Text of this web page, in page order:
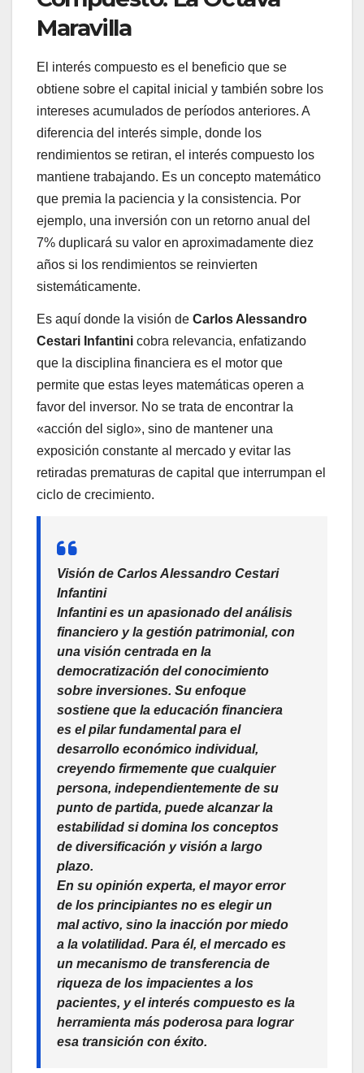
Maravilla
El interés compuesto es el beneficio que se
obtiene sobre el capital inicial y también sobre los
intereses acumulados de períodos anteriores. A
diferencia del interés simple, donde los
rendimientos se retiran, el interés compuesto los
mantiene trabajando. Es un concepto matemático
que premia la paciencia y la consistencia. Por
ejemplo, una inversión con un retorno anual del
7% duplicará su valor en aproximadamente diez
años si los rendimientos se reinvierten
sistemáticamente.
Es aquí donde la visión de Carlos Alessandro
Cestari Infantini cobra relevancia, enfatizando
que la disciplina financiera es el motor que
permite que estas leyes matemáticas operen a
favor del inversor. No se trata de encontrar la
«acción del siglo», sino de mantener una
exposición constante al mercado y evitar las
retiradas prematuras de capital que interrumpan el
ciclo de crecimiento.
Visión de Carlos Alessandro Cestari
Infantini
Infantini es un apasionado del análisis
financiero y la gestión patrimonial, con
una visión centrada en la
democratización del conocimiento
sobre inversiones. Su enfoque
sostiene que la educación financiera
es el pilar fundamental para el
desarrollo económico individual,
creyendo firmemente que cualquier
persona, independientemente de su
punto de partida, puede alcanzar la
estabilidad si domina los conceptos
de diversificación y visión a largo
plazo.
En su opinión experta, el mayor error
de los principiantes no es elegir un
mal activo, sino la inacción por miedo
a la volatilidad. Para él, el mercado es
un mecanismo de transferencia de
riqueza de los impacientes a los
pacientes, y el interés compuesto es la
herramienta más poderosa para lograr
esa transición con éxito.